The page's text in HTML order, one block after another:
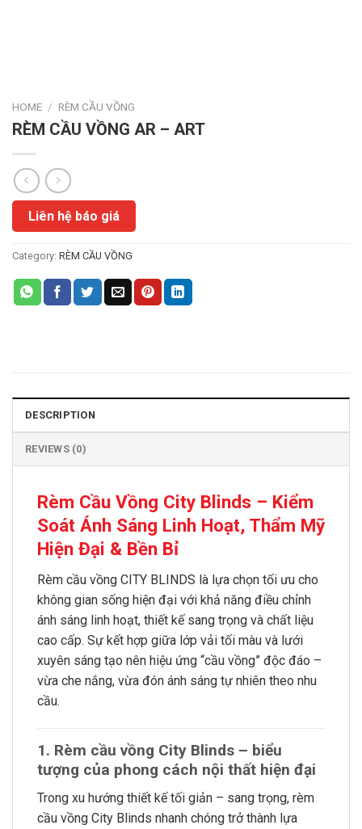
HOME / RÈM CẦU VỒNG
RÈM CẦU VỒNG AR – ART
Liên hệ báo giá
Category: RÈM CẦU VỒNG
DESCRIPTION
REVIEWS (0)
Rèm Cầu Vồng City Blinds – Kiểm
Soát Ánh Sáng Linh Hoạt, Thẩm Mỹ
Hiện Đại & Bền Bỉ
Rèm cầu vồng CITY BLINDS là lựa chọn tối ưu cho
không gian sống hiện đại với khả năng điều chỉnh
ánh sáng linh hoạt, thiết kế sang trọng và chất liệu
cao cấp. Sự kết hợp giữa lớp vải tối màu và lưới
xuyên sáng tạo nên hiệu ứng “cầu vồng” độc đáo –
vừa che nắng, vừa đón ánh sáng tự nhiên theo nhu
cầu.
1. Rèm cầu vồng City Blinds – biểu
tượng của phong cách nội thất hiện đại
Trong xu hướng thiết kế tối giản – sang trọng, rèm
cầu vồng City Blinds nhanh chóng trở thành lựa